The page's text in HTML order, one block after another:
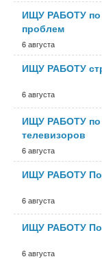
ИЩУ РАБОТУ
проблем
6 августа
ИЩУ РАБОТУ
6 августа
ИЩУ РАБОТУ
телевизоров
6 августа
ИЩУ РАБОТУ По
6 августа
ИЩУ РАБОТУ По
6 августа